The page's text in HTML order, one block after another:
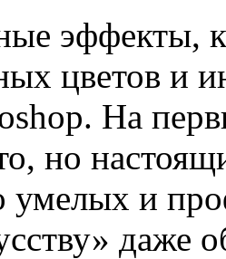
эффекты,
цветов и
На
но
умелых и
даже